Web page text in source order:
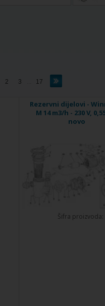
2 3 17
Rezervni dijelovi -
M 14 m3/h - 230 V,
novo
Šifra proizvoda: